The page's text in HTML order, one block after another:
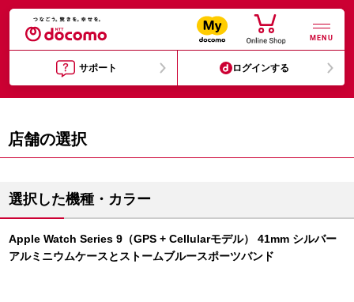
MENU
サポート ログインする
店舗の選択
選択した機種・カラー
Apple Watch Series 9（GPS + Cellularモデル） 41mm シルバー
アルミニウムケースとストームブルースポーツバンド